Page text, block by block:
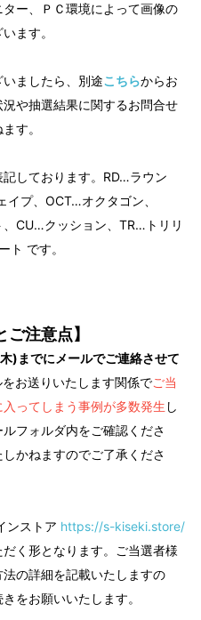
ー、ＰＣ環境によって画像の
ます。
いましたら、別途こちらからお
や抽選結果に関するお問合せ
す。
記しております。RD…ラウン
プ、OCT…オクタゴン、
CU…クッション、TR…トリリ
ト です。
ご注意点】
)までにメールでご連絡させて
お送りいたします関係でご当
ってしまう事例が多数発生 し
フォルダ内をご確認くださ
かねますのでご了承くださ
ンストア https://s-kiseki.store/
く形となります。ご当選者様
法の詳細を記載いたしますの
をお願いいたします。